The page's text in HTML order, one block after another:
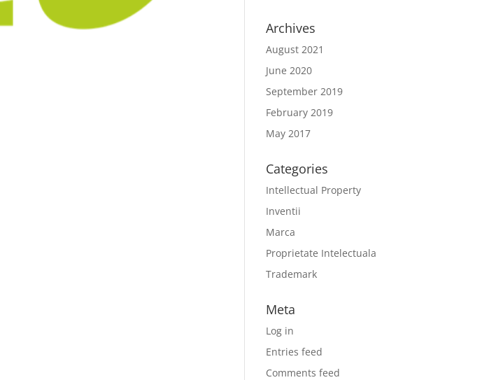
Archives
August 2021
June 2020
September 2019
February 2019
May 2017
Categories
Intellectual Property
Inventii
Marca
Proprietate Intelectuala
Trademark
Meta
Log in
Entries feed
Comments feed